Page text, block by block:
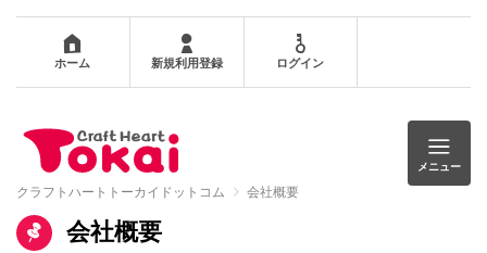
メニュー
ホーム 新規利用登録 ログイン
クラフトハートトーカイドットコム 会社概要
会社概要